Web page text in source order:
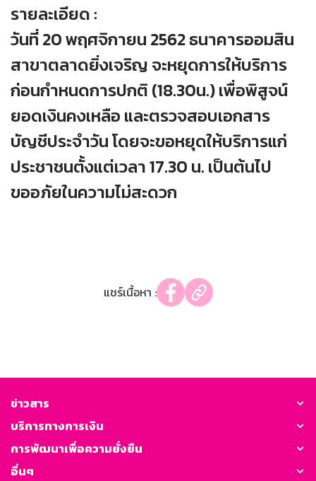
รายละเอียด :
วันที่ 20 พฤศจิกายน 2562 ธนาคารออมสิน
สาขาตลาดยิ่งเจริญ จะหยุดการให้บริการ
ก่อนกำหนดการปกติ (18.30น.) เพื่อพิสูจน์
ยอดเงินคงเหลือ และตรวจสอบเอกสาร
บัญชีประจำวัน โดยจะขอหยุดให้บริการแก่
ประชาชนตั้งแต่เวลา 17.30 น. เป็นต้นไป
ขออภัยในความไม่สะดวก
แชร์เนื้อหา :
ข่าวสาร
บริการทางการเงิน
การพัฒนาเพื่อความยั่งยืน
อื่นๆ